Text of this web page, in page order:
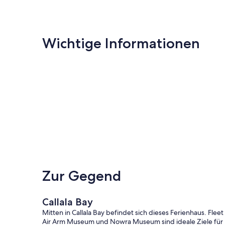
Wichtige Informationen
Zur Gegend
Callala Bay
Mitten in Callala Bay befindet sich dieses Ferienhaus. Fleet
Air Arm Museum und Nowra Museum sind ideale Ziele für